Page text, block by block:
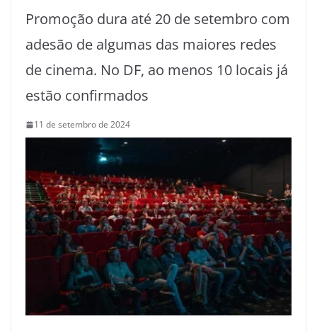
Promoção dura até 20 de setembro com
adesão de algumas das maiores redes
de cinema. No DF, ao menos 10 locais já
estão confirmados
11 de setembro de 2024